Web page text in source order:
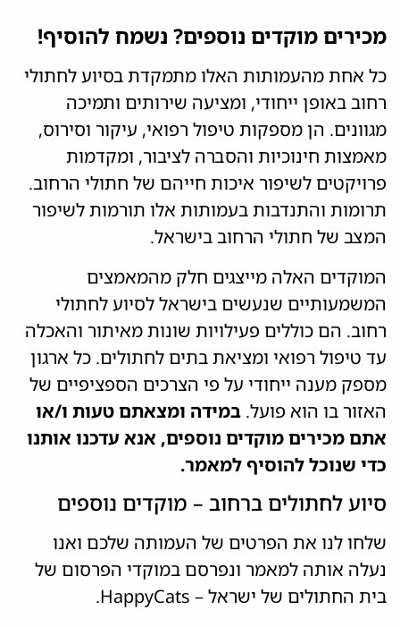
מכירים מוקדים נוספים? נשמח להוסיף!
כל אחת מהעמותות האלו מתמקדת בסיוע לחתולי
רחוב באופן ייחודי, ומציעה שירותים ותמיכה
מגוונים. הן מספקות טיפול רפואי, עיקור וסירוס,
מאמצות חינוכיות והסברה לציבור, ומקדמות
פרויקטים לשיפור איכות חייהם של חתולי הרחוב.
תרומות והתנדבות בעמותות אלו תורמות לשיפור
המצב של חתולי הרחוב בישראל.
המוקדים האלה מייצגים חלק מהמאמצים
המשמעותיים שנעשים בישראל לסיוע לחתולי
רחוב. הם כוללים פעילויות שונות מאיתור והאכלה
עד טיפול רפואי ומציאת בתים לחתולים. כל ארגון
מספק מענה ייחודי על פי הצרכים הספציפיים של
האזור בו הוא פועל. במידה ומצאתם טעות ו/או
אתם מכירים מוקדים נוספים, אנא עדכנו אותנו
כדי שנוכל להוסיף למאמר.
סיוע לחתולים ברחוב – מוקדים נוספים
שלחו לנו את הפרטים של העמותה שלכם ואנו
נעלה אותה למאמר ונפרסם במוקדי הפרסום של
בית החתולים של ישראל – HappyCats.